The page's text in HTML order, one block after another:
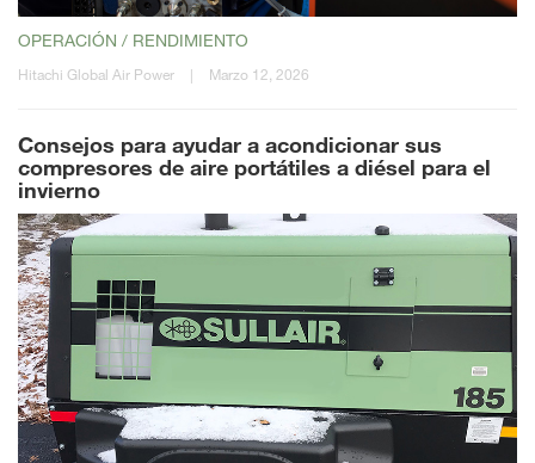
OPERACIÓN / RENDIMIENTO
Hitachi Global Air Power | Marzo 12, 2026
Consejos para ayudar a acondicionar sus
compresores de aire portátiles a diésel para el
invierno